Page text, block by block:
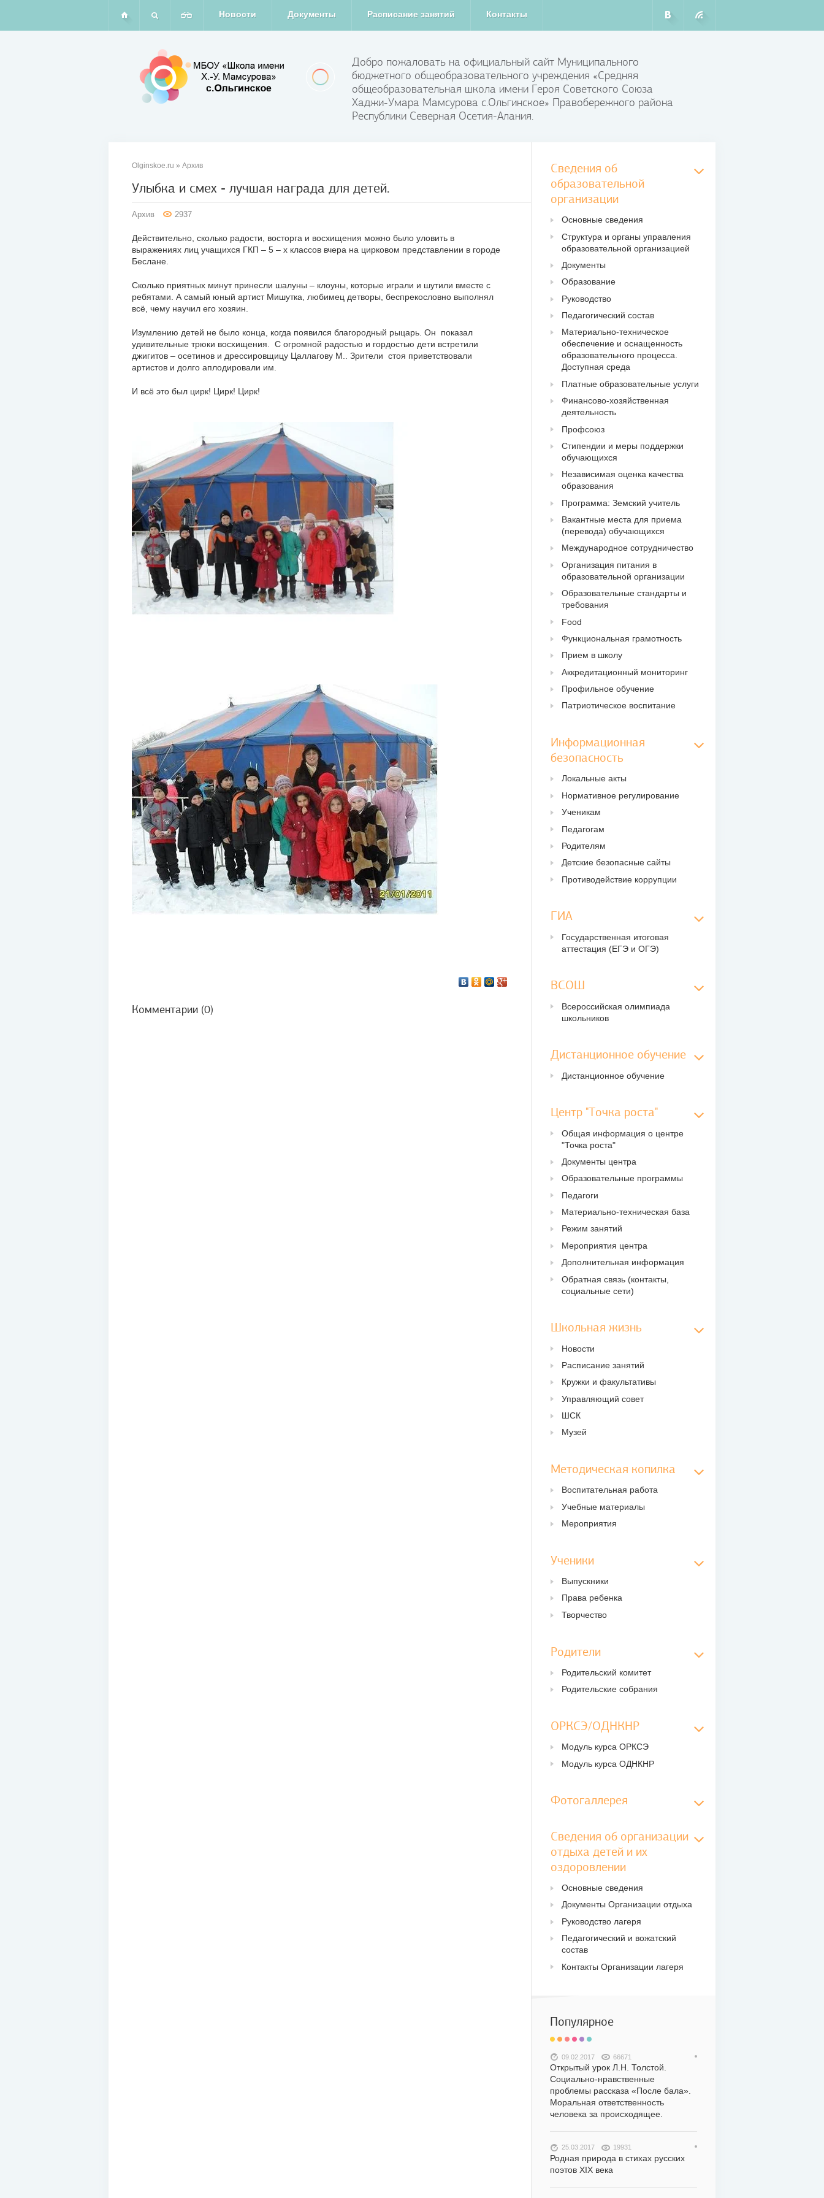
Новости Документы Расписание занятий Контакты
Добро пожаловать на официальный сайт Муниципального
бюджетного общеобразовательного учреждения «Средняя
общеобразовательная школа имени Героя Советского Союза
Хаджи-Умара Мамсурова с.Ольгинское» Правобережного района
Республики Северная Осетия-Алания.
Olginskoe.ru » Архив
Улыбка и смех - лучшая награда для детей.
Архив 2937
Действительно, сколько радости, восторга и восхищения можно было уловить в
выражениях лиц учащихся ГКП – 5 – х классов вчера на цирковом представлении в городе
Беслане.
Сколько приятных минут принесли шалуны – клоуны, которые играли и шутили вместе с
ребятами. А самый юный артист Мишутка, любимец детворы, беспрекословно выполнял
всё, чему научил его хозяин.
Изумлению детей не было конца, когда появился благородный рыцарь. Он показал
удивительные трюки восхищения. С огромной радостью и гордостью дети встретили
джигитов – осетинов и дрессировщицу Цаллагову М.. Зрители стоя приветствовали
артистов и долго аплодировали им.
И всё это был цирк! Цирк! Цирк!
Комментарии (0)
Сведения об
образовательной
организации
Основные сведения
Структура и органы управления
образовательной организацией
Документы
Образование
Руководство
Педагогический состав
Материально-техническое
обеспечение и оснащенность
образовательного процесса.
Доступная среда
Платные образовательные услуги
Финансово-хозяйственная
деятельность
Профсоюз
Стипендии и меры поддержки
обучающихся
Независимая оценка качества
образования
Программа: Земский учитель
Вакантные места для приема
(перевода) обучающихся
Международное сотрудничество
Организация питания в
образовательной организации
Образовательные стандарты и
требования
Food
Функциональная грамотность
Прием в школу
Аккредитационный мониторинг
Профильное обучение
Патриотическое воспитание
Информационная
безопасность
Локальные акты
Нормативное регулирование
Ученикам
Педагогам
Родителям
Детские безопасные сайты
Противодействие коррупции
ГИА
Государственная итоговая
аттестация (ЕГЭ и ОГЭ)
ВСОШ
Всероссийская олимпиада
школьников
Дистанционное обучение
Дистанционное обучение
Центр "Точка роста"
Общая информация о центре
"Точка роста"
Документы центра
Образовательные программы
Педагоги
Материально-техническая база
Режим занятий
Мероприятия центра
Дополнительная информация
Обратная связь (контакты,
социальные сети)
Школьная жизнь
Новости
Расписание занятий
Кружки и факультативы
Управляющий совет
ШСК
Музей
Методическая копилка
Воспитательная работа
Учебные материалы
Мероприятия
Ученики
Выпускники
Права ребенка
Творчество
Родители
Родительский комитет
Родительские собрания
ОРКСЭ/ОДНКНР
Модуль курса ОРКСЭ
Модуль курса ОДНКНР
Фотогаллерея
Сведения об организации
отдыха детей и их
оздоровлении
Основные сведения
Документы Организации отдыха
Руководство лагеря
Педагогический и вожатский
состав
Контакты Организации лагеря
Популярное
09.02.2017 66671
Открытый урок Л.Н. Толстой.
Социально-нравственные
проблемы рассказа «После бала».
Моральная ответственность
человека за происходящее.
25.03.2017 19931
Родная природа в стихах русских
поэтов XIX века